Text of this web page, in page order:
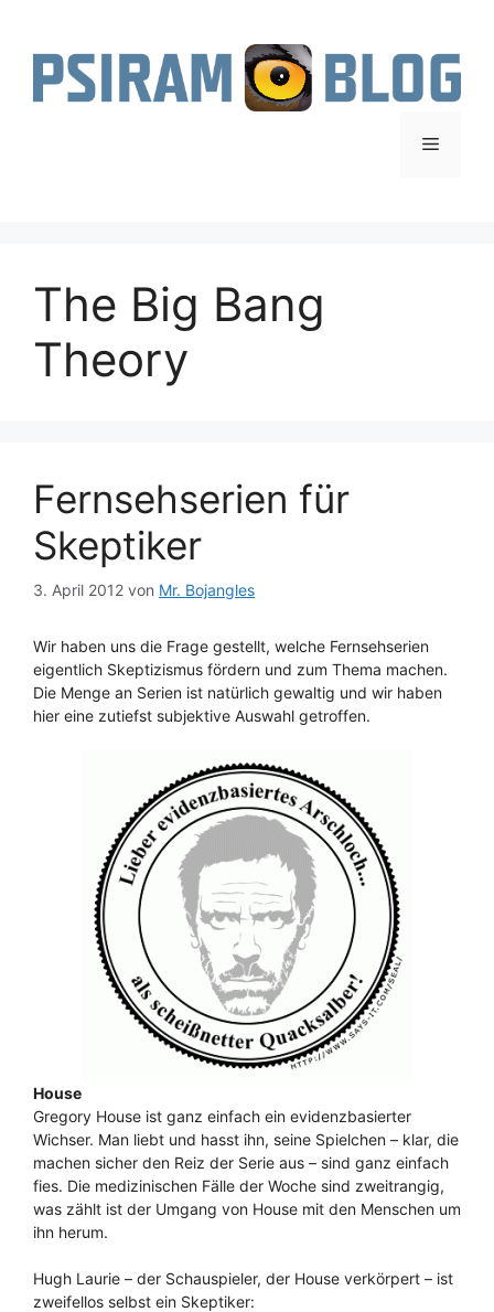
springen
Menü
The Big Bang
Theory
Fernsehserien für
Skeptiker
3. April 2012 von Mr. Bojangles
Wir haben uns die Frage gestellt, welche Fernsehserien
eigentlich Skeptizismus fördern und zum Thema machen.
Die Menge an Serien ist natürlich gewaltig und wir haben
hier eine zutiefst subjektive Auswahl getroffen.
House
Gregory House ist ganz einfach ein evidenzbasierter
Wichser. Man liebt und hasst ihn, seine Spielchen – klar, die
machen sicher den Reiz der Serie aus – sind ganz einfach
fies. Die medizinischen Fälle der Woche sind zweitrangig,
was zählt ist der Umgang von House mit den Menschen um
ihn herum.
Hugh Laurie – der Schauspieler, der House verkörpert – ist
zweifellos selbst ein Skeptiker: